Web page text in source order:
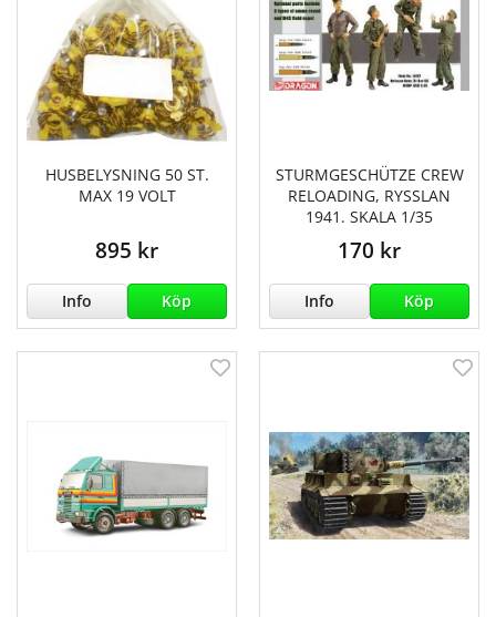
HUSBELYSNING 50 ST.
MAX 19 VOLT
895 kr
Info Köp
STURMGESCHÜTZE CREW
RELOADING, RYSSLAN
1941. SKALA 1/35
170 kr
Info Köp